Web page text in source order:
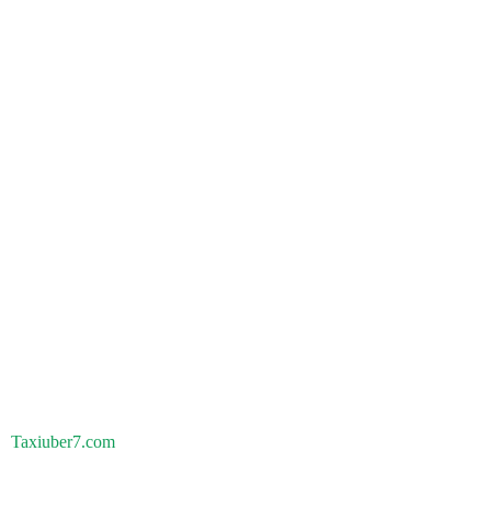
Taxiuber7.com